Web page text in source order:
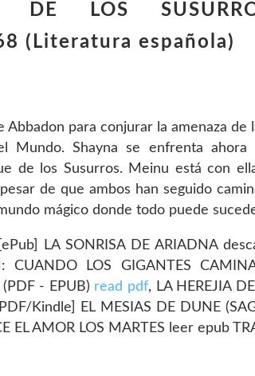
DE LOS
(Literatura española)
Abbadon para conjurar la amenaza
Mundo. Shayna se enfrenta
de los Susurros. Meinu está con
de que ambos han seguido
mágico donde todo puede
LA SONRISA DE ARIADNA
CUANDO LOS GIGANTES
- EPUB) read pdf, LA HEREJIA
Kindle] EL MESIAS DE DUNE
EL AMOR LOS MARTES leer epub